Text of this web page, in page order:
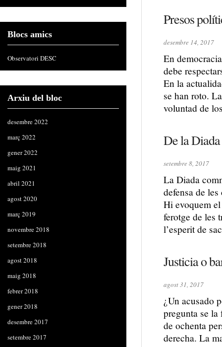
Presos
desembre 14, 2017
En
debe
En la
se han roto.
voluntad de
De la Diada
setembre 8, 2017
La Diada
defensa de
Hi evoquem
ferotge de les
l’esperit de
Justicia o
agost 31, 2017
¿Un acusado
pregunta se
de ochenta
derecha. La
Blocs amics
Observatori DESC
Arxiu del bloc
desembre 2022
març 2022
gener 2022
maig 2021
abril 2021
agost 2020
març 2019
novembre 2018
setembre 2018
agost 2018
maig 2018
febrer 2018
gener 2018
desembre 2017
setembre 2017